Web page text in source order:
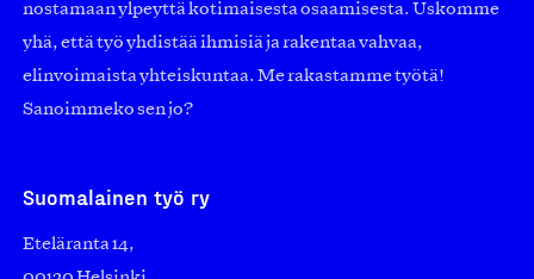
nostamaan ylpeyttä kotimaisesta osaamisesta. Uskomme
yhä, että työ yhdistää ihmisiä ja rakentaa vahvaa,
elinvoimaista yhteiskuntaa. Me rakastamme työtä!
Sanoimmeko sen jo?
Suomalainen työ ry
Eteläranta 14,